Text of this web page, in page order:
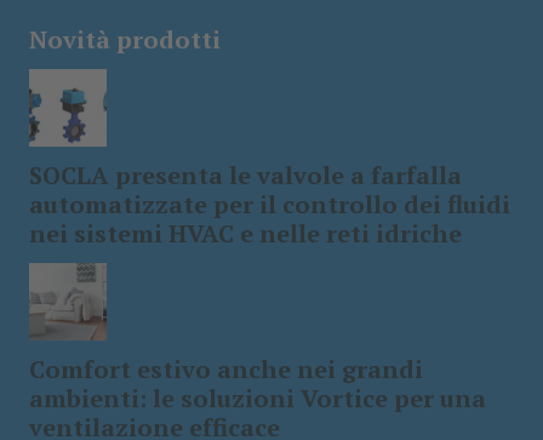
Novità prodotti
SOCLA presenta le valvole a farfalla
automatizzate per il controllo dei fluidi
nei sistemi HVAC e nelle reti idriche
Comfort estivo anche nei grandi
ambienti: le soluzioni Vortice per una
ventilazione efficace